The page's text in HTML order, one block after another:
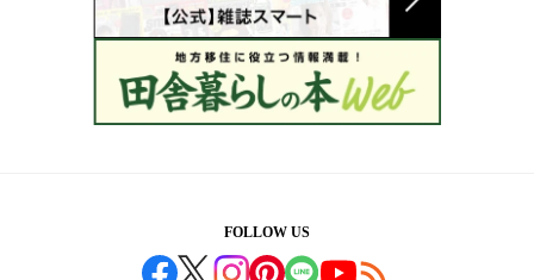
FOLLOW US